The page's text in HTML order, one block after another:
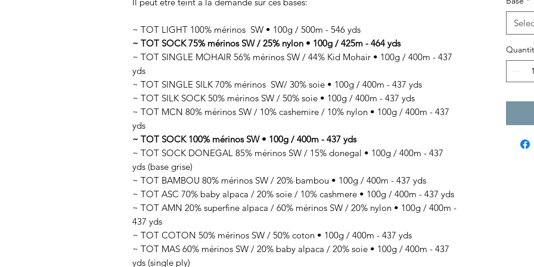
~ TOT LIGHT 100% mérinos SW • 100g / 500m - 546 yds
~ TOT SOCK 75% mérinos SW / 25% nylon • 100g / 425m - 464 yds
~ TOT SINGLE MOHAIR 56% mérinos SW / 44% Kid Mohair • 100g / 400m - 437
yds
~ TOT SINGLE SILK 70% mérinos SW/ 30% soie • 100g / 400m - 437 yds
~ TOT SILK SOCK 50% mérinos SW / 50% soie • 100g / 400m - 437 yds
~ TOT MCN 80% mérinos SW / 10% cashemire / 10% nylon • 100g / 400m - 437
yds
~ TOT SOCK 100% mérinos SW • 100g / 400m - 437 yds
~ TOT SOCK DONEGAL 85% mérinos SW / 15% donegal • 100g / 400m - 437
yds (base grise)
~ TOT BAMBOU 80% mérinos SW / 20% bambou • 100g / 400m - 437 yds
~ TOT ASC 70% baby alpaca / 20% soie / 10% cashmere • 100g / 400m - 437 yds
~ TOT AMN 20% superfine alpaca / 60% mérinos SW / 20% nylon • 100g / 400m -
437 yds
~ TOT COTON 50% mérinos SW / 50% coton • 100g / 400m - 437 yds
~ TOT MAS 60% mérinos SW / 20% baby alpaca / 20% soie • 100g / 400m - 437
yds (single ply)